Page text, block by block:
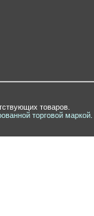
товаров.
торговой